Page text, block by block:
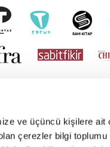
ve üçüncü kişilere ait
çerezler bilgi toplumu